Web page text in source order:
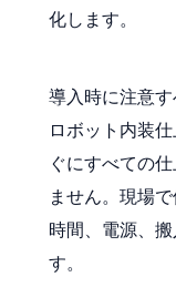
化します。
導入時に注意
ロボット内装
ぐにすべての
ません。現場
時間、電源、
す。